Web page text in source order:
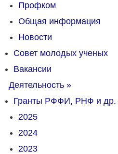
Профком
Общая информация
Новости
Совет молодых ученых
Вакансии
Деятельность »
Гранты РФФИ, РНФ и др.
2025
2024
2023